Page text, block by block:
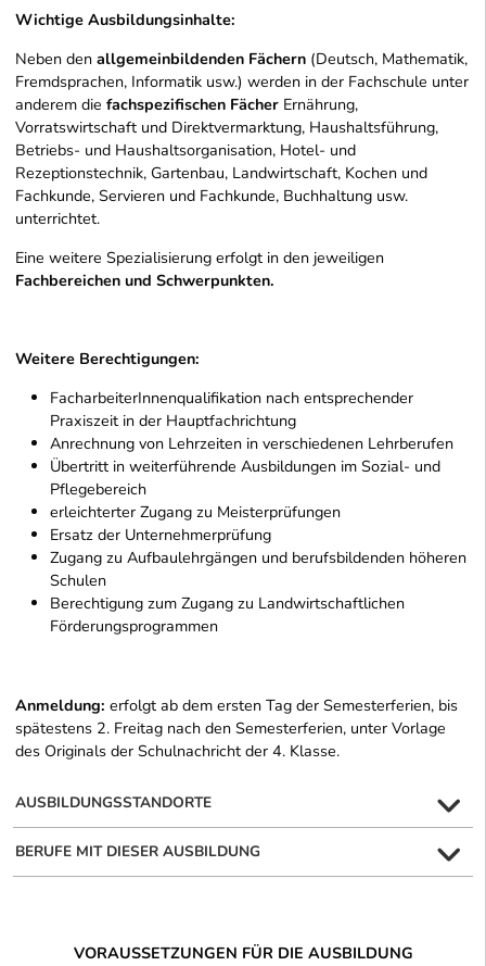
Wichtige Ausbildungsinhalte:
Neben den allgemeinbildenden Fächern (Deutsch, Mathematik,
Fremdsprachen, Informatik usw.) werden in der Fachschule unter
anderem die fachspezifischen Fächer Ernährung,
Vorratswirtschaft und Direktvermarktung, Haushaltsführung,
Betriebs- und Haushaltsorganisation, Hotel- und
Rezeptionstechnik, Gartenbau, Landwirtschaft, Kochen und
Fachkunde, Servieren und Fachkunde, Buchhaltung usw.
unterrichtet.
Eine weitere Spezialisierung erfolgt in den jeweiligen
Fachbereichen und Schwerpunkten.
Weitere Berechtigungen:
FacharbeiterInnenqualifikation nach entsprechender
Praxiszeit in der Hauptfachrichtung
Anrechnung von Lehrzeiten in verschiedenen Lehrberufen
Übertritt in weiterführende Ausbildungen im Sozial- und
Pflegebereich
erleichterter Zugang zu Meisterprüfungen
Ersatz der Unternehmerprüfung
Zugang zu Aufbaulehrgängen und berufsbildenden höheren
Schulen
Berechtigung zum Zugang zu Landwirtschaftlichen
Förderungsprogrammen
Anmeldung: erfolgt ab dem ersten Tag der Semesterferien, bis
spätestens 2. Freitag nach den Semesterferien, unter Vorlage
des Originals der Schulnachricht der 4. Klasse.
AUSBILDUNGSSTANDORTE
BERUFE MIT DIESER AUSBILDUNG
VORAUSSETZUNGEN FÜR DIE AUSBILDUNG